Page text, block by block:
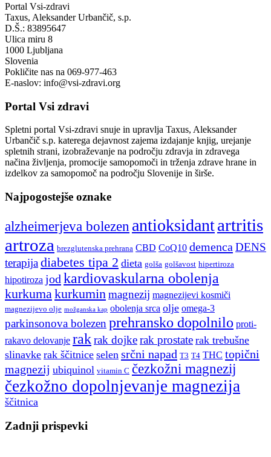
Portal Vsi-zdravi
Taxus, Aleksander Urbančič, s.p.
D.Š.: 83895647
Ulica miru 8
1000 Ljubljana
Slovenia
Pokličite nas na 069-977-463
E-naslov: info@vsi-zdravi.org
Portal Vsi zdravi
Spletni portal Vsi-zdravi snuje in upravlja Taxus, Aleksander
Urbančič s.p. katerega dejavnost zajema izdajanje knjig, urejanje
spletnih strani, izobraževanje na področju zdravja in zdravega
načina življenja, promocije samopomoči in trženja zdrave hrane in
izdelkov za samopomoč na področju Slovenije in širše.
Najpogostejše oznake
alzheimerjeva bolezen antioksidantartritis
artroza brezglutenska prehrana CBD CoQ10 demenca DENS
terapijadiabetes tipa 2 dieta golša golšavost hipertiroza
hipotiroza jod kardiovaskularna obolenja
kurkuma kurkumin magnezij magnezijevi kosmiči
magnezijevo olje možganska kap obolenja srca olje omega-3
parkinsonova bolezen prehransko dopolnilo proti-
rakavo delovanje rakrak dojkerak prostate rak trebušne
slinavke rak ščitnice selen srčni napad T3 T4 THC topični
magnezij ubiquinol vitamin C čezkožni magnezij
čezkožno dopolnjevanje magnezija
ščitnica
Zadnji prispevki